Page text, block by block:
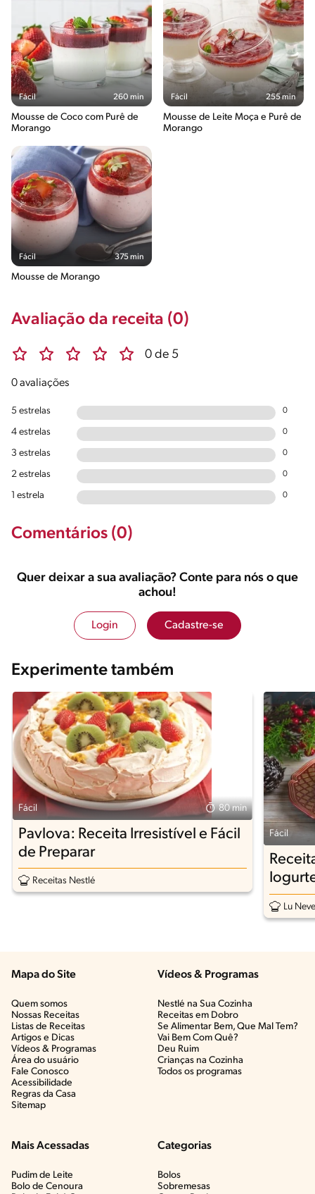
Fácil 260 min
Mousse de Coco com Purê de
Morango
Fácil 255 min
Mousse de Leite Moça e Purê de
Morango
Fácil 375 min
Mousse de Morango
Avaliação da receita (0)
0 de 5
0 avaliações
5 estrelas 0
4 estrelas 0
3 estrelas 0
2 estrelas 0
1 estrela 0
Comentários (0)
Quer deixar a sua avaliação? Conte para nós o que
achou!
Login Cadastre-se
Experimente também
Fácil 80 min
Pavlova: Receita Irresistível e Fácil
de Preparar
Receitas Nestlé
Fácil
Lu
Mapa do Site
Quem somos
Nossas Receitas
Listas de Receitas​
Artigos e Dicas​
Vídeos & Programas​
Área do usuário
Fale Conosco
Acessibilidade
Regras da Casa
Sitemap
Vídeos & Programas​
Nestlé na Sua Cozinha
Receitas em Dobro
Se Alimentar Bem, Que Mal Tem?​
Vai Bem Com Quê?​
Deu Ruim​
Crianças na Cozinha​
Todos os programas
Mais Acessadas
Pudim de Leite
Bolo de Cenoura
Categorias
Bolos
Sobremesas